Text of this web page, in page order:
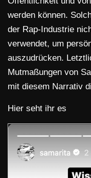
werden können.
der Rap-Industrie
verwendet, um
auszudrücken.
Mutmaßungen von
mit diesem Narrativ
Hier seht ihr es